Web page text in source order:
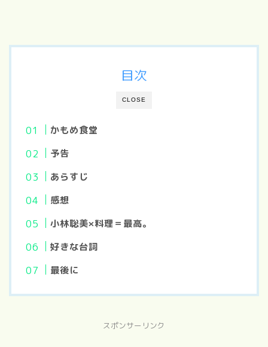
CLOSE
目次
かもめ食堂
予告
あらすじ
感想
小林聡美×料理＝最高。
好きな台詞
最後に
スポンサーリンク